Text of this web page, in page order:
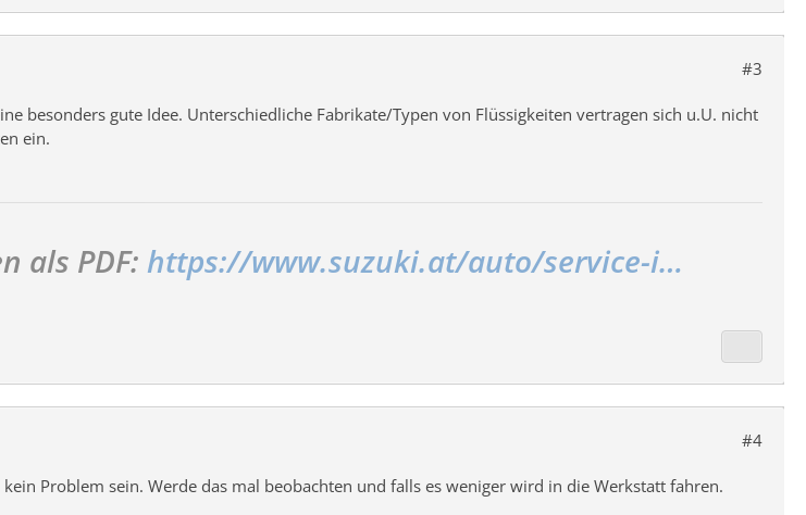
#3
besonders gute Idee. Unterschiedliche Fabrikate/Typen von Flüssigkeiten vertragen sich u.U. nicht
ein.
als PDF: https://www.suzuki.at/auto/service-i…
#4
Problem sein. Werde das mal beobachten und falls es weniger wird in die Werkstatt fahren.